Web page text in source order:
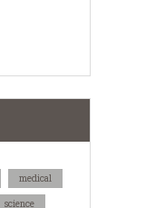
medical
science